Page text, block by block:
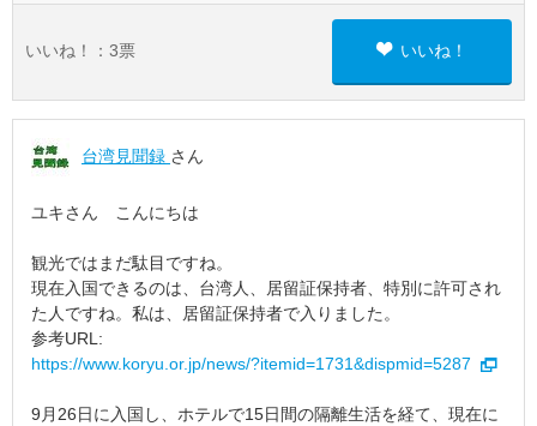
いいね！： 3票 いいね！
台湾見聞録 さん
ユキさん こんにちは
観光ではまだ駄目ですね。
現在入国できるのは、台湾人、居留証保持者、特別に許可され
た人ですね。私は、居留証保持者で入りました。
参考URL:
https://www.koryu.or.jp/news/?itemid=1731&dispmid=5287
9月26日に入国し、ホテルで15日間の隔離生活を経て、現在に